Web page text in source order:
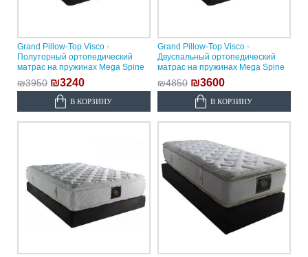
Grand Pillow-Top Visco -
Полуторный ортопедический
матрас на пружинах Mega Spine
₪3950 ₪3240
В КОРЗИНУ
Grand Pillow-Top Visco -
Двуспальный ортопедический
матрас на пружинах Mega Spine
₪4850 ₪3600
В КОРЗИНУ